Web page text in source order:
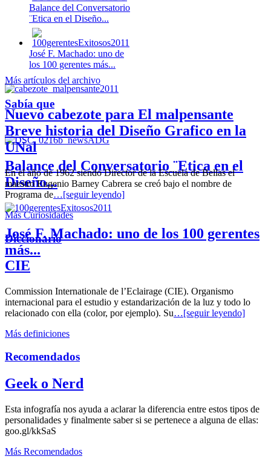
Balance del Conversatorio
¨Etica en el Diseño...
José F. Machado: uno de
los 100 gerentes más...
Nuevo cabezote para El malpensante
Balance del Conversatorio ¨Etica en el
Diseño...
José F. Machado: uno de los 100 gerentes
más...
Más artículos del archivo
Sabía que
Breve historia del Diseño Grafico en la
UNal
En el año de 1962 siendo Director de la Escuela de Bellas el
maestro Eugenio Barney Cabrera se creó bajo el nombre de
Programa de…[seguir leyendo]
Más Curiosidades
Diccionario
CIE
Commission Internationale de l’Eclairage (CIE). Organismo
internacional para el estudio y estandarización de la luz y todo lo
relacionado con ella (color, por ejemplo). Su…[seguir leyendo]
Más definiciones
Recomendados
Geek o Nerd
Esta infografía nos ayuda a aclarar la diferencia entre estos tipos de
personalidades y finalmente saber si se pertenece a alguna de ellas:
goo.gl/kkSaS
Más Recomendados